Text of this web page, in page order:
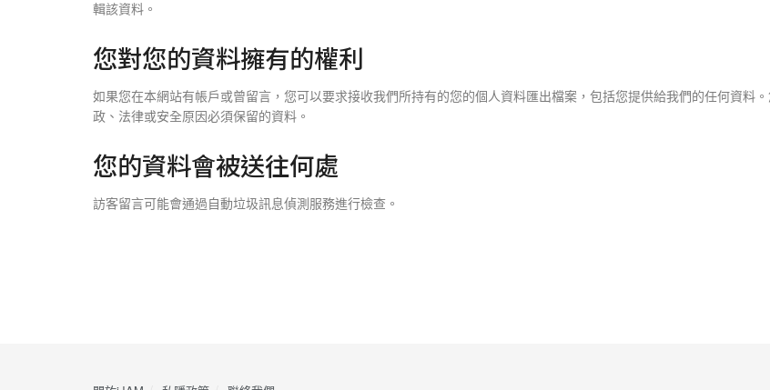
輯該資料。
您對您的資料擁有的權利
如果您在本網站有帳戶或曾留言，您可以要求接收我們所持有的您的個人資料匯出檔案，包括您提供給我們的任何資料
政、法律或安全原因必須保留的資料。
您的資料會被送往何處
訪客留言可能會通過自動垃圾訊息偵測服務進行檢查。